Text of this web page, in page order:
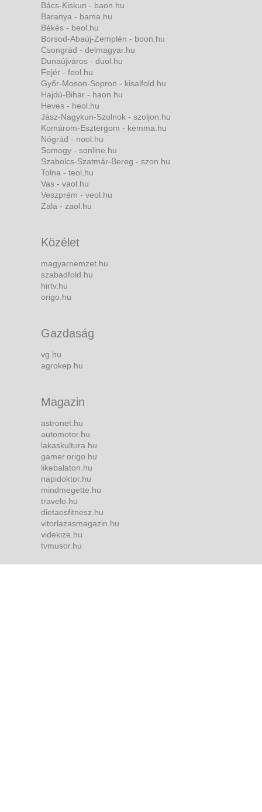
Bács-Kiskun - baon.hu
Baranya - bama.hu
Békés - beol.hu
Borsod-Abaúj-Zemplén - boon.hu
Csongrád - delmagyar.hu
Dunaújváros - duol.hu
Fejér - feol.hu
Győr-Moson-Sopron - kisalfold.hu
Hajdú-Bihar - haon.hu
Heves - heol.hu
Jász-Nagykun-Szolnok - szoljon.hu
Komárom-Esztergom - kemma.hu
Nógrád - nool.hu
Somogy - sonline.hu
Szabolcs-Szatmár-Bereg - szon.hu
Tolna - teol.hu
Vas - vaol.hu
Veszprém - veol.hu
Zala - zaol.hu
Közélet
magyarnemzet.hu
szabadfold.hu
hirtv.hu
origo.hu
Gazdaság
vg.hu
agrokep.hu
Magazin
astronet.hu
automotor.hu
lakaskultura.hu
gamer.origo.hu
likebalaton.hu
napidoktor.hu
mindmegette.hu
travelo.hu
dietaesfitnesz.hu
vitorlazasmagazin.hu
videkize.hu
tvmusor.hu